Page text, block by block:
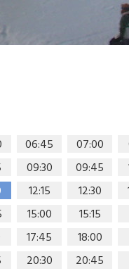
06:45 07:00
09:30 09:45
12:15 12:30
15:00 15:15
17:45 18:00
20:30 20:45